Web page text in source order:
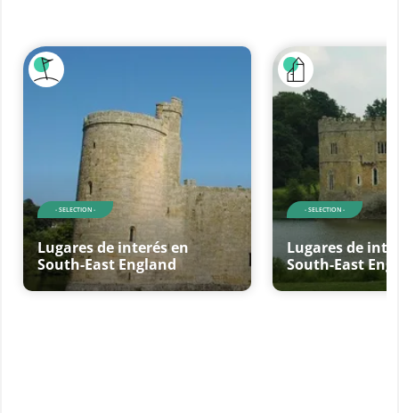
- SELECTION -
Lugares de interés en
South-East England
- SELECTION -
Lugares de
South-East